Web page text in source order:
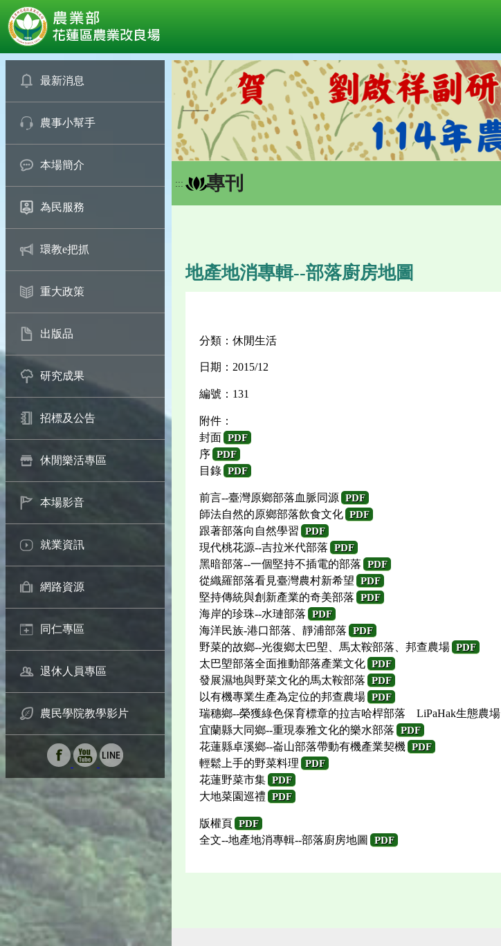
最新消息
農事小幫手
本場簡介
為民服務
環教e把抓
重大政策
出版品
研究成果
招標及公告
休閒樂活專區
本場影音
就業資訊
網路資源
同仁專區
退休人員專區
農民學院教學影片
::: 專刊
地產地消專輯--部落廚房地圖
分類：休閒生活
日期：2015/12
編號：131
附件：
封面 PDF
序 PDF
目錄 PDF
前言--臺灣原鄉部落血脈同源 PDF
師法自然的原鄉部落飲食文化 PDF
跟著部落向自然學習 PDF
現代桃花源--吉拉米代部落 PDF
黑暗部落--一個堅持不插電的部落 PDF
從織羅部落看見臺灣農村新希望 PDF
堅持傳統與創新產業的奇美部落 PDF
海岸的珍珠--水璉部落 PDF
海洋民族-港口部落、靜浦部落 PDF
野菜的故鄉--光復鄉太巴塱、馬太鞍部落、邦查農場 PDF
太巴塱部落全面推動部落產業文化 PDF
發展濕地與野菜文化的馬太鞍部落 PDF
以有機專業生產為定位的邦查農場 PDF
瑞穗鄉--榮獲綠色保育標章的拉吉哈桿部落 LiPaHak生態農場
宜蘭縣大同鄉--重現泰雅文化的樂水部落 PDF
花蓮縣卓溪鄉--崙山部落帶動有機產業契機 PDF
輕鬆上手的野菜料理 PDF
花蓮野菜市集 PDF
大地菜園巡禮 PDF
版權頁 PDF
全文--地產地消專輯--部落廚房地圖 PDF